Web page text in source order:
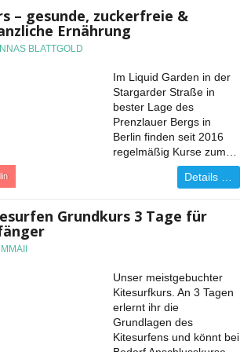
– gesunde, zuckerfreie &
Ernährung
BLATTGOLD
Im Liquid Garden in der
Stargarder Straße in
bester Lage des
Prenzlauer Bergs in
Berlin finden seit 2016
regelmäßig Kurse zum…
Details …
Grundkurs 3 Tage für
Unser meistgebuchter
Kitesurfkurs. An 3 Tagen
erlernt ihr die
Grundlagen des
Kitesurfens und könnt bei